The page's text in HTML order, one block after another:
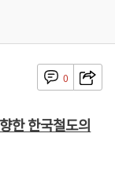
0
한 한국철도의